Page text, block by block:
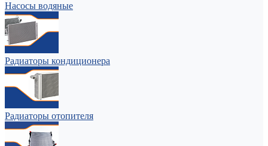
Насосы водяные
Радиаторы кондиционера
Радиаторы отопителя